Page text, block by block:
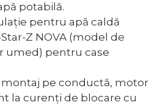
potabilă.
pentru apă caldă
Z NOVA (model de
umed) pentru case
pe conductă, motor
la curenţi de blocare cu